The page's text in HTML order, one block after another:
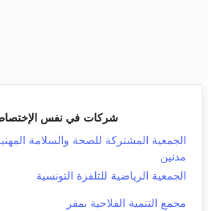
شركات في نفس
الجمعية المشتركة للصحة والسلامة
مدنين
الجمعية الرياضية للتلفزة التونسية
مجمع التنمية الفلاحية بمقر